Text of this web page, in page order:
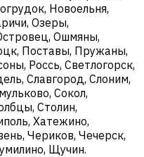
Новоельня,
Озеры,
Ошмяны,
Поставы, Пружаны,
Россь, Светлогорск,
Славгород, Слоним,
Сокол,
Столин,
Хатежино,
Чериков, Чечерск,
Щучин.